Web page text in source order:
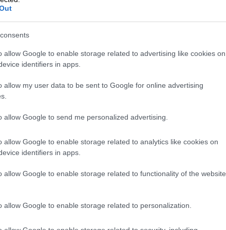
allow Google to enable storage related to advertising like cookies on
identifiers in apps.
allow my user data to be sent to Google for online advertising
allow Google to send me personalized advertising.
allow Google to enable storage related to analytics like cookies on
identifiers in apps.
allow Google to enable storage related to functionality of the website
allow Google to enable storage related to personalization.
περασμένου καλοκαιριού,
οι πολύ σοβαροί κίνδυνοιπου
δεν αρμόδιος δεν ασχολήθηκε
μέτρο.
έχει
, στις οποίες παραθέτει το πρόβλημα,
τη ζωή και τη σωματική ακεραιότητα
Παράλληλα, παραθέτει και
με υψηλές ταχύτητες στο
που αποδεικνύει ότι το πρόβλημα είναι
Δυστυχώς, δεν υπάρχει κανένας